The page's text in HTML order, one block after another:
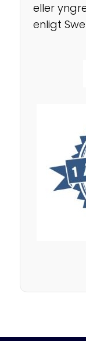
eller
enligt